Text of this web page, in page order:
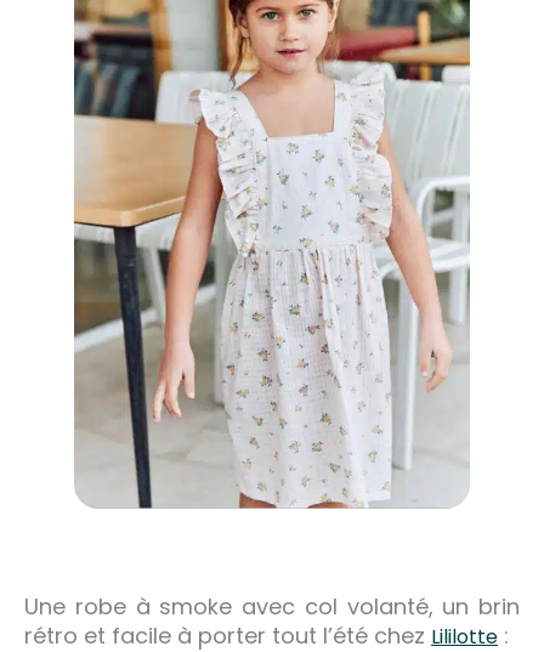
Une robe à smoke avec col volanté, un brin
rétro et facile à porter tout l’été chez Lililotte :